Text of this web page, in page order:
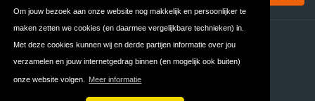
Om jouw bezoek aan onze website nog makkelijk en persoonlijker te
maken zetten we cookies (en daarmee vergelijkbare technieken) in.
Met deze cookies kunnen wij en derde partijen informatie over jou
verzamelen en jouw internetgedrag binnen (en mogelijk ook buiten)
onze website volgen. Meer informatie
Contact Privacy
Algemene FAQ